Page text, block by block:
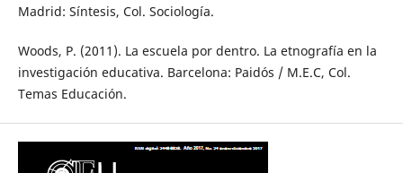
Madrid: Síntesis, Col. Sociología.
Woods, P. (2011). La escuela por dentro. La etnografía en la
investigación educativa. Barcelona: Paidós / M.E.C, Col.
Temas Educación.